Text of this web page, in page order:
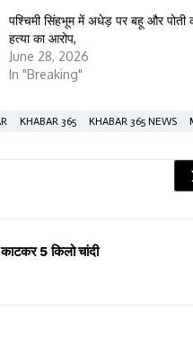
पश्चिमी सिंहभूम में अधेड़ पर बहू और पोती
हत्या का आरोप,
June 28, 2026
In "Breaking"
KHABAR 365 KHABAR 365 NEWS
5 किलो चांदी